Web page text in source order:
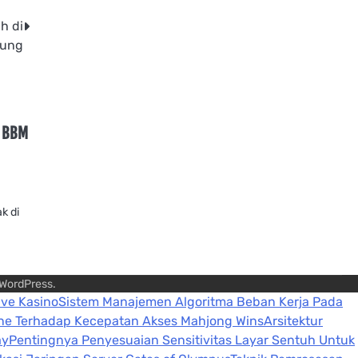
di
di
.
KasinoSistem Manajemen Algoritma Beban Kerja Pada
Terhadap Kecepatan Akses Mahjong WinsArsitektur
Pentingnya Penyesuaian Sensitivitas Layar Sentuh Untuk